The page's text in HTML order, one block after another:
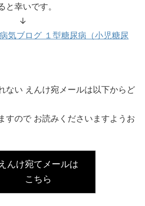
と幸いです。
ない えんけ宛メールは以下からど
すので お読みくださいますようお
えんけ宛てメールは
こちら